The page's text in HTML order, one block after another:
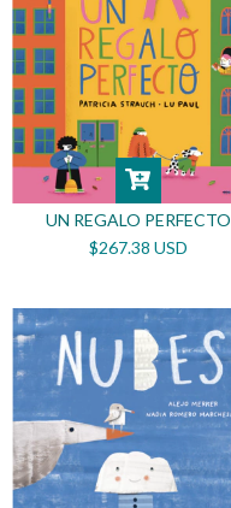
UN REGALO PERFECTO
$267.38 USD